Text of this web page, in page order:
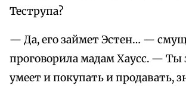
Теструпа?
— Да, его займет Эстен… —
проговорила мадам Хаусс. — Ты
умеет и покупать и продавать,